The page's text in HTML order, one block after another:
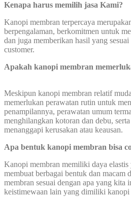
Kenapa harus memilih jasa Kami?
Kanopi membran terpercaya
berpengalaman, berkomitmen untuk
dan juga memberikan hasil yang
customer.
Apakah kanopi membran
Meskipun kanopi membran relatif
memerlukan perawatan rutin untuk
penampilannya, perawatan umum
menghilangkan kotoran dan debu,
menanggapi kerusakan atau keausan.
Apa bentuk kanopi membran bisa
Kanopi membran memiliki daya elastis
membuat berbagai bentuk dan macam
membran sesuai dengan apa yang kita
keistimewaan lain yang dimiliki kanopi